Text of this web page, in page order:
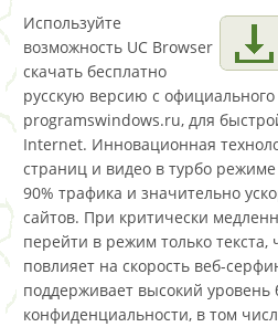
Используйте
возможность UC Browser
скачать бесплатно
русскую версию с официального
programswindows.ru, для
Internet. Инновационная
страниц и видео в турбо
90% трафика и значительно
сайтов. При критически
перейти в режим только текста,
повлияет на скорость веб-
поддерживает высокий уровень
конфиденциальности, в том